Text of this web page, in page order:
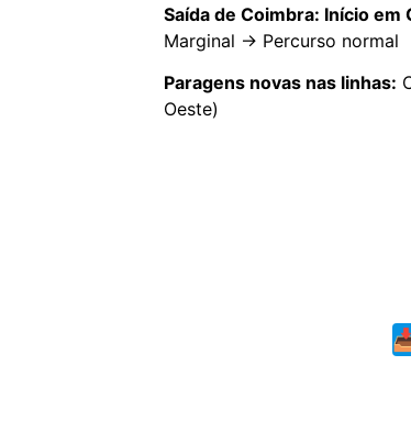
Saída de Coimbra: Início em
Marginal -> Percurso normal
Paragens novas nas linhas:
Oeste)